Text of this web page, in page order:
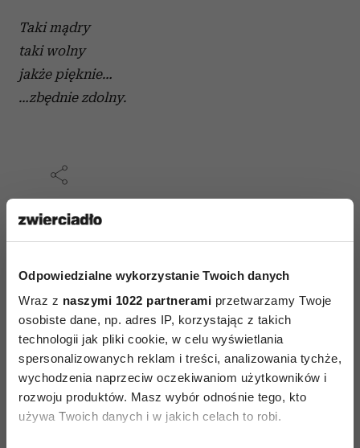
Odpowiedzialne wykorzystanie Twoich danych
Wraz z naszymi 1022 partnerami przetwarzamy Twoje
osobiste dane, np. adres IP, korzystając z takich
technologii jak pliki cookie, w celu wyświetlania
spersonalizowanych reklam i treści, analizowania tychże,
wychodzenia naprzeciw oczekiwaniom użytkowników i
rozwoju produktów. Masz wybór odnośnie tego, kto
używa Twoich danych i w jakich celach to robi.
Taki mądry
taki wolny
jakże pięknie…
…zbędnie zdolny.